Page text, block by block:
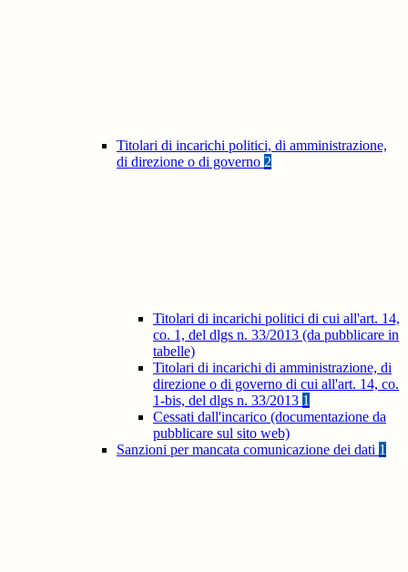
Titolari di incarichi politici, di amministrazione,
di direzione o di governo 2
Titolari di incarichi politici di cui all'art. 14,
co. 1, del dlgs n. 33/2013 (da pubblicare in
tabelle)
Titolari di incarichi di amministrazione, di
direzione o di governo di cui all'art. 14, co.
1-bis, del dlgs n. 33/2013 1
Cessati dall'incarico (documentazione da
pubblicare sul sito web)
Sanzioni per mancata comunicazione dei dati 1